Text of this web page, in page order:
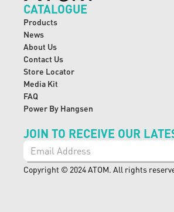
CATALOGUE
Products
News
About Us
Contact Us
Store Locator
Media Kit
FAQ
Power By Hangsen
JOIN TO RECEIVE OUR
Copyright © 2024 ATOM. All rights